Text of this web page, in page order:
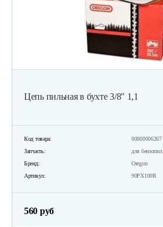
Цепь пильная в бухте 3/8" 1,1
Код товара:
00000006267
Запчасть:
для бензопил
Бренд:
Oregon
Артикул:
90PX100R
560 руб